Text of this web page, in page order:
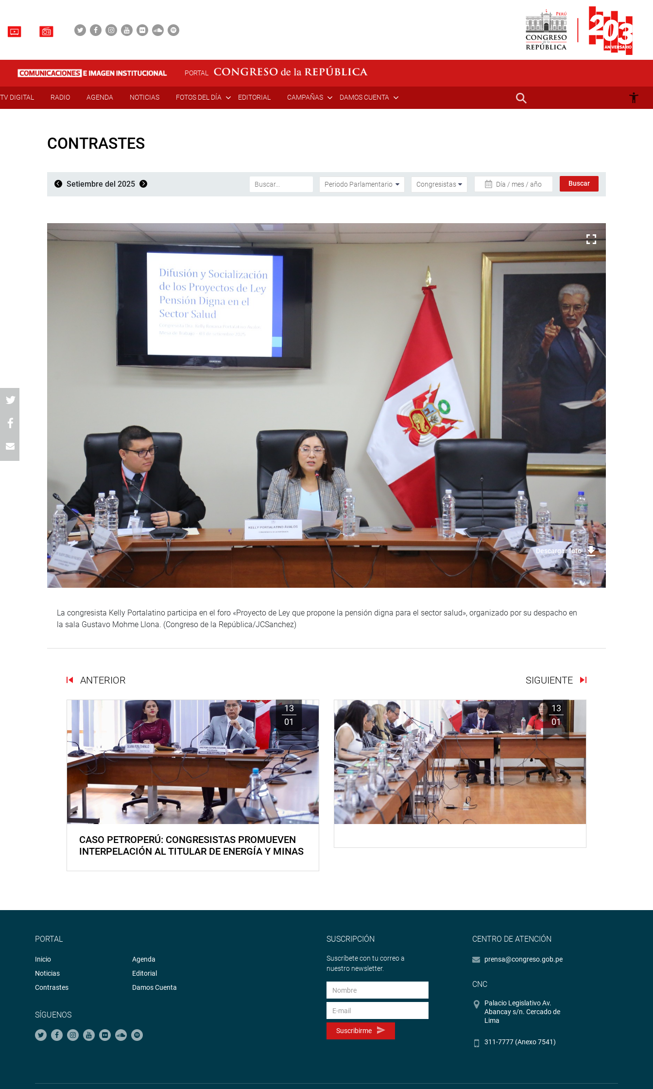
PORTAL
TV DIGITAL RADIO AGENDA NOTICIAS FOTOS DEL DÍA EDITORIAL CAMPAÑAS DAMOS CUENTA
CONTRASTES
Setiembre del 2025 Día / mes / año
Descargar foto
La congresista Kelly Portalatino participa en el foro «Proyecto de Ley que propone la pensión digna para el sector salud», organizado por su despacho en
la sala Gustavo Mohme Llona. (Congreso de la República/JCSanchez)
ANTERIOR SIGUIENTE
13
01
CASO PETROPERÚ: CONGRESISTAS PROMUEVEN
INTERPELACIÓN AL TITULAR DE ENERGÍA Y MINAS
13
01
PORTAL
Inicio
Noticias
Contrastes
Agenda
Editorial
Damos Cuenta
SÍGUENOS
SUSCRIPCIÓN
Suscríbete con tu correo a
nuestro newsletter.
Suscribirme
CENTRO DE ATENCIÓN
prensa@congreso.gob.pe
CNC
Palacio Legislativo Av.
Abancay s/n. Cercado de
Lima
311-7777 (Anexo 7541)